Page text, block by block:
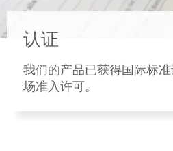
认证
我们的产品已获得国际标
场准入许可。